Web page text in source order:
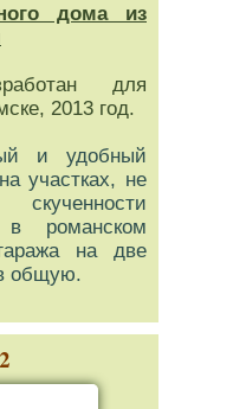
дома из
для
2013 год.
и удобный
участках, не
в романском
на две
общую.